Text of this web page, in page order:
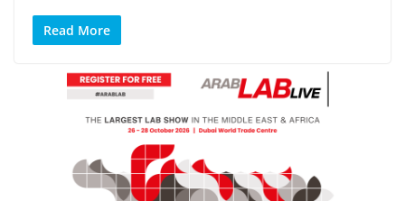
Read More